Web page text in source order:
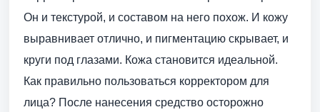
Он и текстурой, и составом на него похож. И кожу
выравнивает отлично, и пигментацию скрывает, и
круги под глазами. Кожа становится идеальной.
Как правильно пользоваться корректором для
лица? После нанесения средство осторожно